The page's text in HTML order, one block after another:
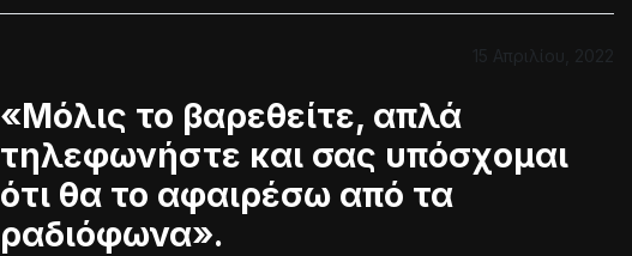
15 Απριλίου, 2022
«Μόλις το βαρεθείτε, απλά
τηλεφωνήστε και σας υπόσχομαι
ότι θα το αφαιρέσω από τα
ραδιόφωνα».